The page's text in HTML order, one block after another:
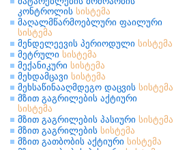
კონტროლის სისტემა
მაღალმწარმოებლური ფაილური
სისტემა
მენდელეევის პერიოდული სისტემა
მეტრული სისტემა
მექანიკური სისტემა
მეხდამცავი სისტემა
მეხსაწინააღმდეგო დაცვის სისტემა
მზით გაგრილების აქტიური
სისტემა
მზით გაგრილების პასიური სისტემა
მზით გაგრილების სისტემა
მზით გათბობის აქტიური სისტემა